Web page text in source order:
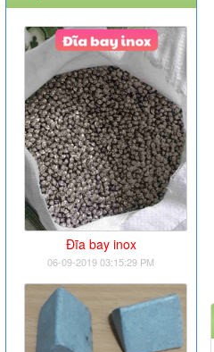
Đĩa bay inox
06-09-2019 03:15:29 PM